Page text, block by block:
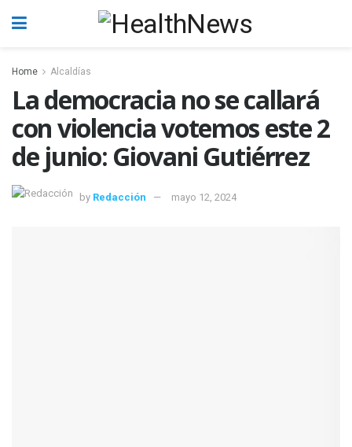
Home Alcaldías
La democracia no se callará
con violencia votemos este 2
de junio: Giovani Gutiérrez
by Redacción mayo 12, 2024